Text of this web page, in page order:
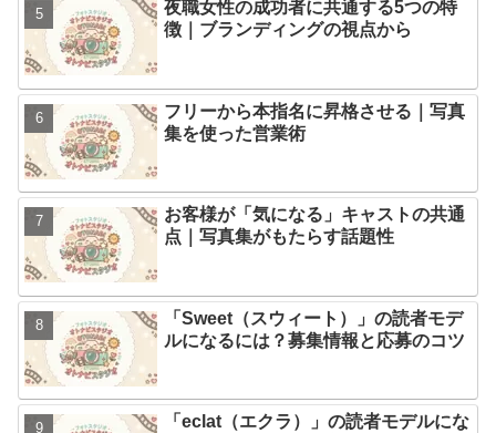
夜職女性の成功者に共通する5つの特
徴｜ブランディングの視点から
フリーから本指名に昇格させる｜写真
集を使った営業術
お客様が「気になる」キャストの共通
点｜写真集がもたらす話題性
「Sweet（スウィート）」の読者モデ
ルになるには？募集情報と応募のコツ
「eclat（エクラ）」の読者モデルにな